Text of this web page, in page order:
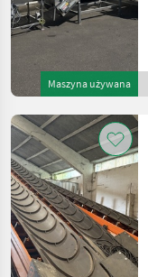
Maszyna używana